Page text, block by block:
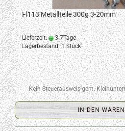
Fl113 Metallteile 300g 3-20mm
Lieferzeit:
3-7Tage
Lagerbestand: 1 Stück
Kein Steuerausweis gem.
IN DEN